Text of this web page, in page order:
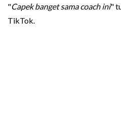
"Capek banget sama coach ini"
TikTok.